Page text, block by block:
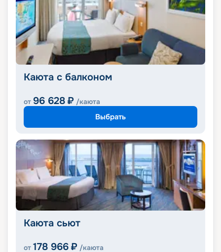
Каюта с балконом
от 96 628 ₽ /каюта
Выбрать
Каюта сьют
от 178 966 ₽ /каюта